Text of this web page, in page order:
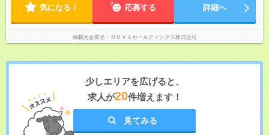
間あり 試用期間の長さ：1ヶ月 ※ 雇用形態と給与に、本採用時
と異なる部分があります。 雇用形態：インターンシップ 給与：
時給 1,400円以上 ※月途中での入社の場合、その月の月末までは
インターンとして勤務になります。
―――――――――――― 一校舎を一人で担当する場合も多い
て、明日に備えよう」など、調整しやすい環境です。
気になる！ 応募する 詳細へ
掲載元企業名 ＮＯＶＡホールディングス株式会社
少しエリアを広げると、
求人が20件増えます！
見てみる